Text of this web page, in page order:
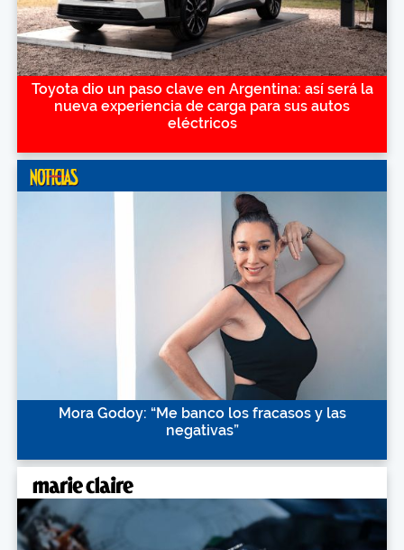
Toyota dio un paso clave en Argentina: así será la
nueva experiencia de carga para sus autos
eléctricos
Mora Godoy: “Me banco los fracasos y las
negativas”